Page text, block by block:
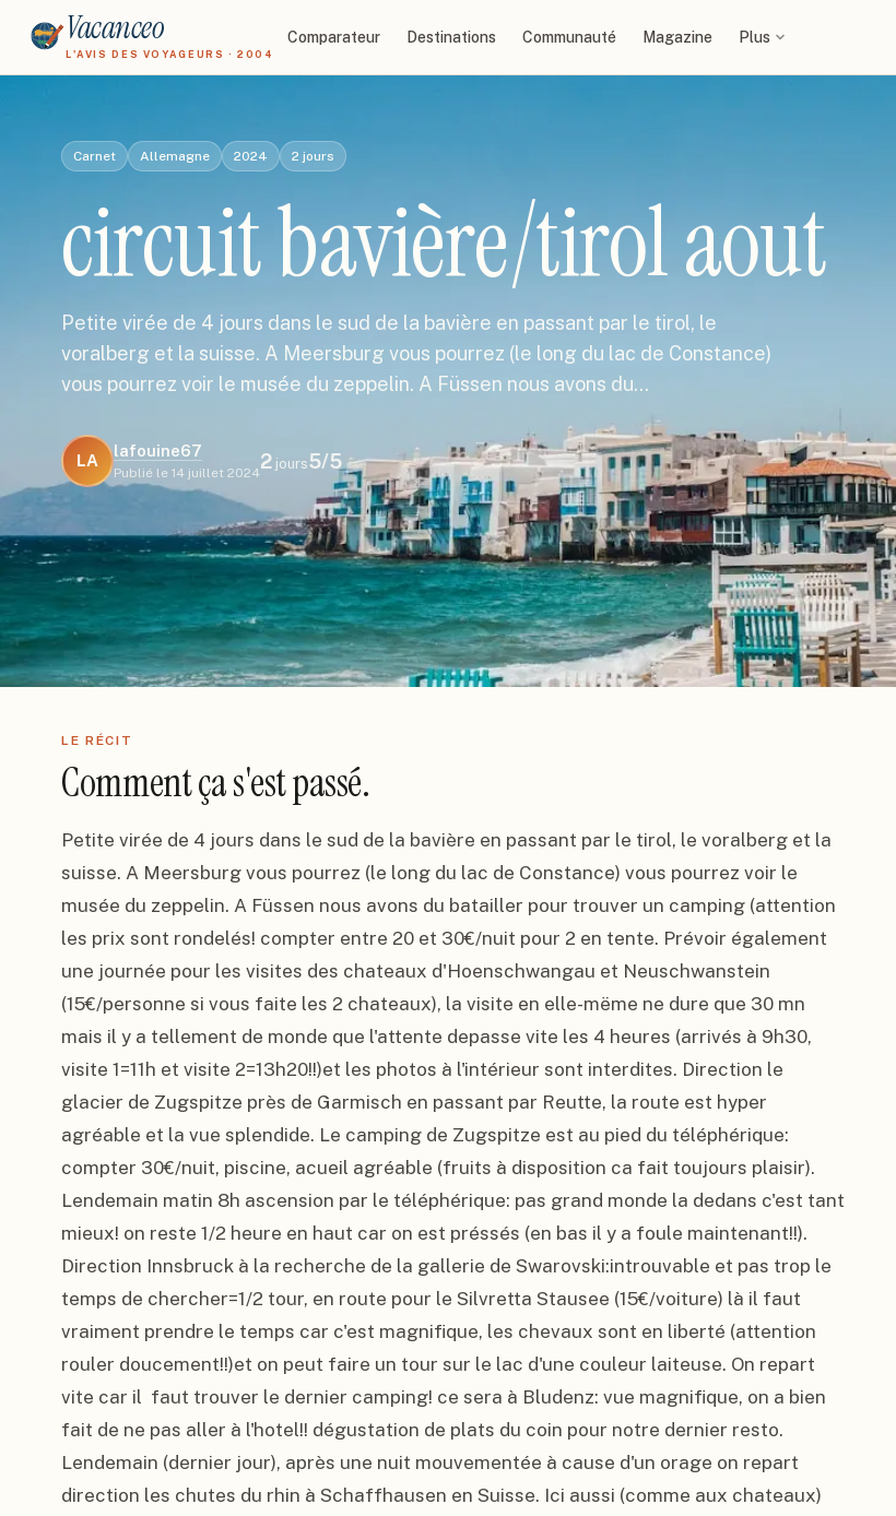
Vacanceo
L'AVIS DES VOYAGEURS · 2004
Comparateur Destinations Communauté Magazine Plus
Carnet Allemagne 2024 2 jours
circuit bavière/tirol aout
Petite virée de 4 jours dans le sud de la bavière en passant par le tirol, le
voralberg et la suisse. A Meersburg vous pourrez (le long du lac de Constance)
vous pourrez voir le musée du zeppelin. A Füssen nous avons du…
LA
lafouine67
Publié le 14 juillet 2024
2 jours5/5
LE RÉCIT
Comment ça s'est passé.
Petite virée de 4 jours dans le sud de la bavière en passant par le tirol, le voralberg et la
suisse. A Meersburg vous pourrez (le long du lac de Constance) vous pourrez voir le
musée du zeppelin. A Füssen nous avons du batailler pour trouver un camping (attention
les prix sont rondelés! compter entre 20 et 30€/nuit pour 2 en tente. Prévoir également
une journée pour les visites des chateaux d'Hoenschwangau et Neuschwanstein
(15€/personne si vous faite les 2 chateaux), la visite en elle-mëme ne dure que 30 mn
mais il y a tellement de monde que l'attente depasse vite les 4 heures (arrivés à 9h30,
visite 1=11h et visite 2=13h20!!)et les photos à l'intérieur sont interdites. Direction le
glacier de Zugspitze près de Garmisch en passant par Reutte, la route est hyper
agréable et la vue splendide. Le camping de Zugspitze est au pied du téléphérique:
compter 30€/nuit, piscine, acueil agréable (fruits à disposition ca fait toujours plaisir).
Lendemain matin 8h ascension par le téléphérique: pas grand monde la dedans c'est tant
mieux! on reste 1/2 heure en haut car on est préssés (en bas il y a foule maintenant!!).
Direction Innsbruck à la recherche de la gallerie de Swarovski:introuvable et pas trop le
temps de chercher=1/2 tour, en route pour le Silvretta Stausee (15€/voiture) là il faut
vraiment prendre le temps car c'est magnifique, les chevaux sont en liberté (attention
rouler doucement!!)et on peut faire un tour sur le lac d'une couleur laiteuse. On repart
vite car il  faut trouver le dernier camping! ce sera à Bludenz: vue magnifique, on a bien
fait de ne pas aller à l'hotel!! dégustation de plats du coin pour notre dernier resto.
Lendemain (dernier jour), après une nuit mouvementée à cause d'un orage on repart
direction les chutes du rhin à Schaffhausen en Suisse. Ici aussi (comme aux chateaux)